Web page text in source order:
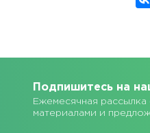
Подпишитесь на
Ежемесячная
материалами и